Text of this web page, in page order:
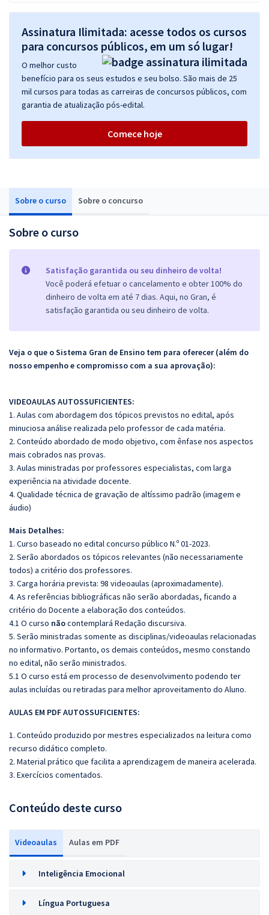
Sobre o curso Sobre o concurso
Sobre o curso
Satisfação garantida ou seu dinheiro de volta!
Você poderá efetuar o cancelamento e obter 100% do
dinheiro de volta em até 7 dias. Aqui, no Gran, é
satisfação garantida ou seu dinheiro de volta.
Veja o que o Sistema Gran de Ensino tem para oferecer (além do
nosso empenho e compromisso com a sua aprovação):
VIDEOAULAS AUTOSSUFICIENTES:
1. Aulas com abordagem dos tópicos previstos no edital, após
minuciosa análise realizada pelo professor de cada matéria.
2. Conteúdo abordado de modo objetivo, com ênfase nos aspectos
mais cobrados nas provas.
3. Aulas ministradas por professores especialistas, com larga
experiência na atividade docente.
4. Qualidade técnica de gravação de altíssimo padrão (imagem e
áudio)
Mais Detalhes:
1. Curso baseado no edital concurso público N.º 01-2023.
2. Serão abordados os tópicos relevantes (não necessariamente
todos) a critério dos professores.
3. Carga horária prevista: 98 videoaulas (aproximadamente).
4. As referências bibliográficas não serão abordadas, ficando a
critério do Docente a elaboração dos conteúdos.
4.1 O curso nãocontemplará Redação discursiva.
5. Serão ministradas somente as disciplinas/videoaulas relacionadas
no informativo. Portanto, os demais conteúdos, mesmo constando
no edital, não serão ministrados.
5.1 O curso está em processo de desenvolvimento podendo ter
aulas incluídas ou retiradas para melhor aproveitamento do Aluno.
AULAS EM PDF AUTOSSUFICIENTES:
1. Conteúdo produzido por mestres especializados na leitura como
recurso didático completo.
2. Material prático que facilita a aprendizagem de maneira acelerada.
3. Exercícios comentados.
Conteúdo deste curso
Videoaulas Aulas em PDF
Inteligência Emocional
Língua Portuguesa
Assinatura Ilimitada: acesse todos os cursos
para concursos públicos, em um só lugar!
O melhor custo
benefício para os seus estudos e seu bolso. São mais de 25
mil cursos para todas as carreiras de concursos públicos, com
garantia de atualização pós-edital.
Comece hoje